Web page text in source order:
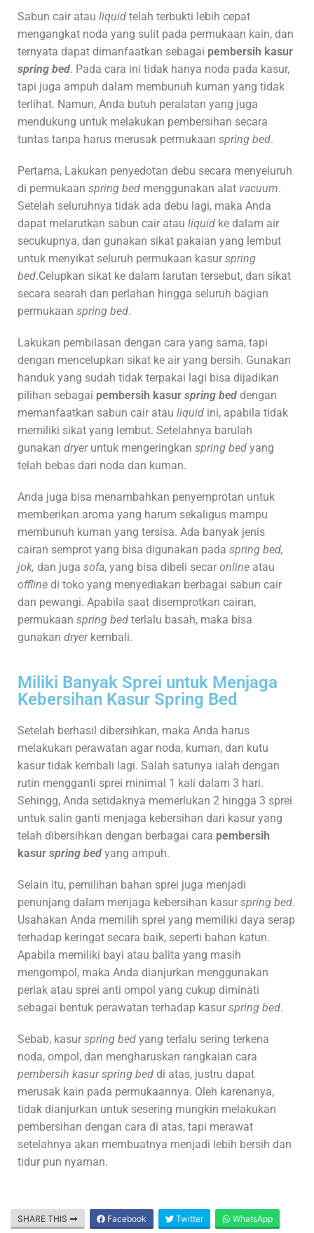
Sabun cair atau liquid telah terbukti lebih cepat
mengangkat noda yang sulit pada permukaan kain, dan
ternyata dapat dimanfaatkan sebagai pembersih kasur
spring bed. Pada cara ini tidak hanya noda pada kasur,
tapi juga ampuh dalam membunuh kuman yang tidak
terlihat. Namun, Anda butuh peralatan yang juga
mendukung untuk melakukan pembersihan secara
tuntas tanpa harus merusak permukaan spring bed.
Pertama, Lakukan penyedotan debu secara menyeluruh
di permukaan spring bed menggunakan alat vacuum.
Setelah seluruhnya tidak ada debu lagi, maka Anda
dapat melarutkan sabun cair atau liquid ke dalam air
secukupnya, dan gunakan sikat pakaian yang lembut
untuk menyikat seluruh permukaan kasur spring
bed.Celupkan sikat ke dalam larutan tersebut, dan sikat
secara searah dan perlahan hingga seluruh bagian
permukaan spring bed.
Lakukan pembilasan dengan cara yang sama, tapi
dengan mencelupkan sikat ke air yang bersih. Gunakan
handuk yang sudah tidak terpakai lagi bisa dijadikan
pilihan sebagai pembersih kasur spring bed dengan
memanfaatkan sabun cair atau liquid ini, apabila tidak
memiliki sikat yang lembut. Setelahnya barulah
gunakan dryer untuk mengeringkan spring bed yang
telah bebas dari noda dan kuman.
Anda juga bisa menambahkan penyemprotan untuk
memberikan aroma yang harum sekaligus mampu
membunuh kuman yang tersisa. Ada banyak jenis
cairan semprot yang bisa digunakan pada spring bed,
jok, dan juga sofa, yang bisa dibeli secar online atau
offline di toko yang menyediakan berbagai sabun cair
dan pewangi. Apabila saat disemprotkan cairan,
permukaan spring bed terlalu basah, maka bisa
gunakan dryer kembali.
Miliki Banyak Sprei untuk Menjaga
Kebersihan Kasur Spring Bed
Setelah berhasil dibersihkan, maka Anda harus
melakukan perawatan agar noda, kuman, dan kutu
kasur tidak kembali lagi. Salah satunya ialah dengan
rutin mengganti sprei minimal 1 kali dalam 3 hari.
Sehingg, Anda setidaknya memerlukan 2 hingga 3 sprei
untuk salin ganti menjaga kebersihan dari kasur yang
telah dibersihkan dengan berbagai cara pembersih
kasur spring bed yang ampuh.
Selain itu, pemilihan bahan sprei juga menjadi
penunjang dalam menjaga kebersihan kasur spring bed.
Usahakan Anda memilih sprei yang memiliki daya serap
terhadap keringat secara baik, seperti bahan katun.
Apabila memiliki bayi atau balita yang masih
mengompol, maka Anda dianjurkan menggunakan
perlak atau sprei anti ompol yang cukup diminati
sebagai bentuk perawatan terhadap kasur spring bed.
Sebab, kasur spring bed yang terlalu sering terkena
noda, ompol, dan mengharuskan rangkaian cara
pembersih kasur spring bed di atas, justru dapat
merusak kain pada permukaannya. Oleh karenanya,
tidak dianjurkan untuk sesering mungkin melakukan
pembersihan dengan cara di atas, tapi merawat
setelahnya akan membuatnya menjadi lebih bersih dan
tidur pun nyaman.
SHARE THIS Facebook Twitter WhatsApp